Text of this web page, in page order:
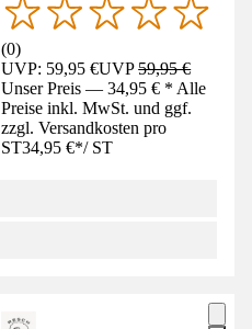
(0)
UVP: 59,95 €UVP59,95 €
Unser Preis — 34,95 € * Alle
Preise inkl. MwSt. und ggf.
zzgl. Versandkosten pro
ST34,95 €*/ ST